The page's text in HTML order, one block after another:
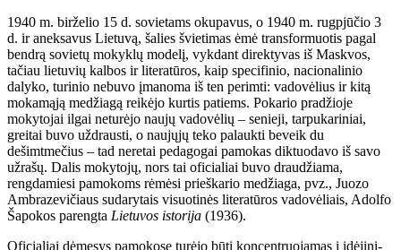
1940 m. birželio 15 d. sovietams okupavus, o 1940 m. rugpjūčio 3
d. ir aneksavus Lietuvą, šalies švietimas ėmė transformuotis pagal
bendrą sovietų mokyklų modelį, vykdant direktyvas iš Maskvos,
tačiau lietuvių kalbos ir literatūros, kaip specifinio, nacionalinio
dalyko, turinio nebuvo įmanoma iš ten perimti: vadovėlius ir kitą
mokamąją medžiagą reikėjo kurtis patiems. Pokario pradžioje
mokytojai ilgai neturėjo naujų vadovėlių – senieji, tarpukariniai,
greitai buvo uždrausti, o naujųjų teko palaukti beveik du
dešimtmečius – tad neretai pedagogai pamokas diktuodavo iš savo
užrašų. Dalis mokytojų, nors tai oficialiai buvo draudžiama,
rengdamiesi pamokoms rėmėsi prieškario medžiaga, pvz., Juozo
Ambrazevičiaus sudarytais visuotinės literatūros vadovėliais, Adolfo
Šapokos parengta Lietuvos istorija (1936).
Oficialiai dėmesys pamokose turėjo būti koncentruojamas į idėjinį-